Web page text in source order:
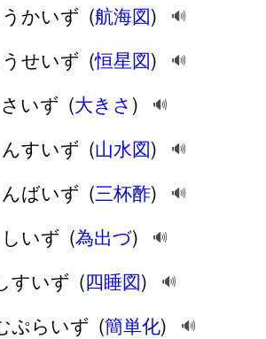
かいず (航海図) 🔊
せいず (恒星図) 🔊
さいず (大きさ ) 🔊
すいず (山水図) 🔊
ばいず (三杯酢) 🔊
しいず (為出づ) 🔊
すいず (四睡図) 🔊
ぷらいず (簡単化) 🔊